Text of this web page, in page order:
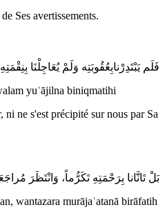
Ses avertissements.
فَلَم يَبْتَدِرْنابِعُقُوبَتِه وَلَمْ يُعَاجِلْنَا بِنِقْمَتِهِ
yuʿājilna biniqmatihi
ni ne s'est précipité sur nous par Sa
بَلْ تَانَّانا بِرَحْمَتِهِ تَكَرُّماً، وَانْتَظَرَ
wantazara murājaʿatanā birāfatih